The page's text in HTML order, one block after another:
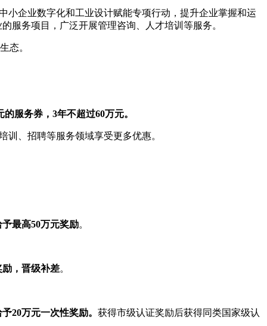
企业数字化和工业设计赋能专项行动，提升企业掌握和运
服务项目，广泛开展管理咨询、人才培训等服务。
态。
服务券，3年不超过60万元。
训、招聘等服务领域享受更多优惠。
予最高50万元奖励。
，晋级补差。
20万元一次性奖励。 获得市级认证奖励后获得同类国家级认